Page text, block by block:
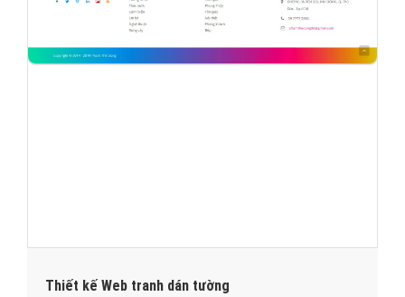
Thiết kế Web tranh dán tường